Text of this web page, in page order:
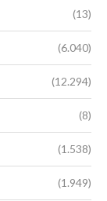
(13)
(6.040)
(12.294)
(8)
(1.538)
(1.949)